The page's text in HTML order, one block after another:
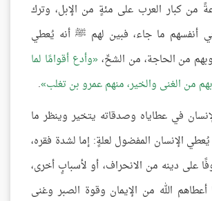
من كبار العرب على مئةٍ من الإبل، وترك
أنفسهم ما جاء، فبين لهم ﷺ أنه يُعطي
من الحاجة، من الشحِّ، وأدع أقوامًا لما
من الغنى والخير، منهم عمرو بن تغلب .
في عطاياه وصدقاته يتخير وينظر ما
الإنسان المفضول لعلةٍ: إما لشدة فقره،
على دينه من الانحراف، أو لأسبابٍ أخرى،
الله من الإيمان وقوة الصبر وغنى